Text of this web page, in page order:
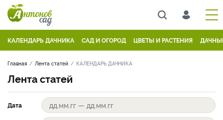
КАЛЕНДАРЬ ДАЧНИКА САД И ОГОРОД ЦВЕТЫ И РАСТЕНИЯ
Главная Лента статей КАЛЕНДАРЬ ДАЧНИКА
Лента статей
Дата